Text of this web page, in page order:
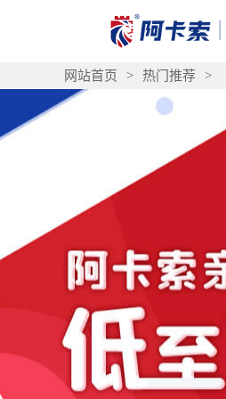
网站首页 > 热门推荐 >